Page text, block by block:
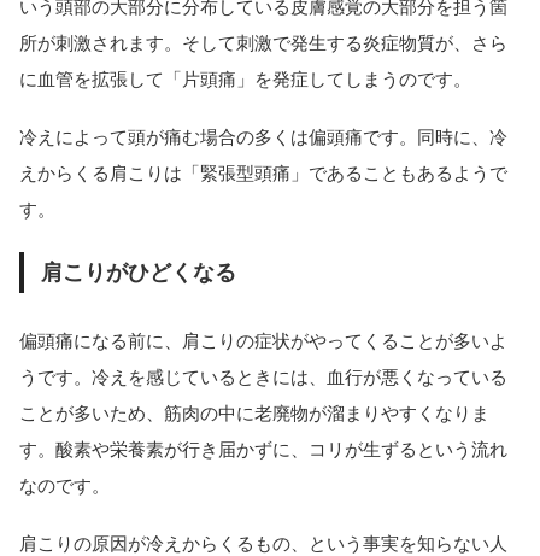
いう頭部の大部分に分布している皮膚感覚の大部分を担う箇
所が刺激されます。そして刺激で発生する炎症物質が、さら
に血管を拡張して「片頭痛」を発症してしまうのです。
冷えによって頭が痛む場合の多くは偏頭痛です。同時に、冷
えからくる肩こりは「緊張型頭痛」であることもあるようで
す。
肩こりがひどくなる
偏頭痛になる前に、肩こりの症状がやってくることが多いよ
うです。冷えを感じているときには、血行が悪くなっている
ことが多いため、筋肉の中に老廃物が溜まりやすくなりま
す。酸素や栄養素が行き届かずに、コリが生ずるという流れ
なのです。
肩こりの原因が冷えからくるもの、という事実を知らない人